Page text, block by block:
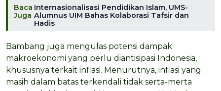
Baca
Juga
Internasionalisasi Pendidikan Islam, UMS-
Alumnus UIM Bahas Kolaborasi Tafsir dan
Hadis
Bambang juga mengulas potensi dampak
makroekonomi yang perlu diantisipasi Indonesia,
khususnya terkait inflasi. Menurutnya, inflasi yang
masih dalam batas terkendali tidak serta-merta